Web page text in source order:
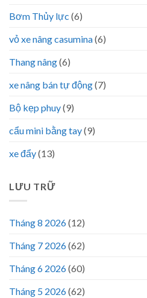
Bơm Thủy lực (6)
vỏ xe nâng casumina(6)
Thang nâng(6)
xe nâng bán tự động(7)
Bộ kẹp phuy(9)
cẩu mini bằng tay(9)
xe đẩy(13)
LƯU TRỮ
Tháng 8 2026(12)
Tháng 7 2026(62)
Tháng 6 2026(60)
Tháng 5 2026(62)